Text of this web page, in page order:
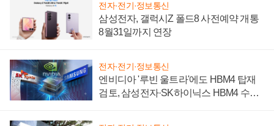
전자·전기·정보통신
삼성전자, 갤럭시Z 폴드8 사전예약 개통
8월31일까지 연장
전자·전기·정보통신
엔비디아 '루빈 울트라'에도 HBM4 탑재
검토, 삼성전자·SK하이닉스 HBM4 수율